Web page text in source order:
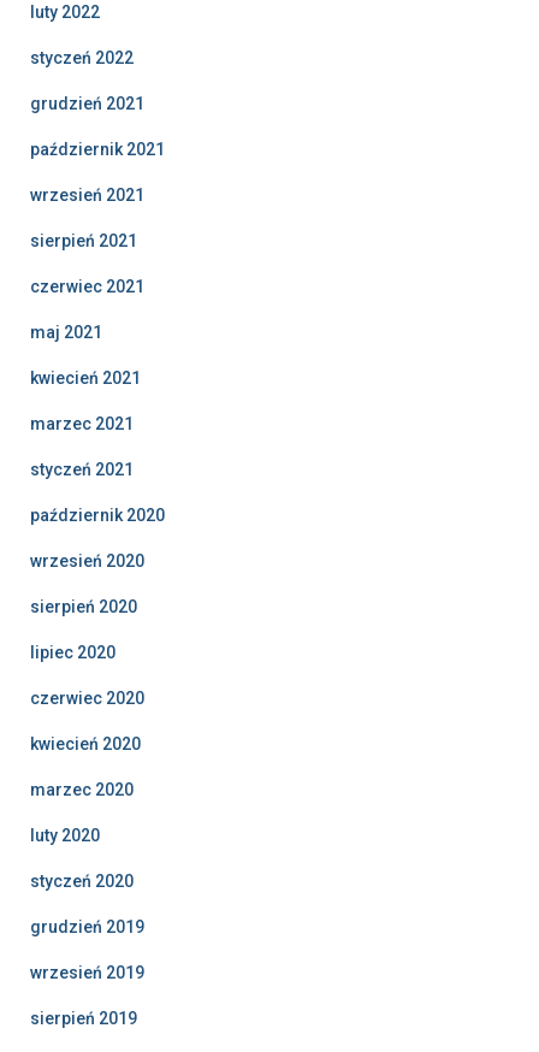
luty 2022
styczeń 2022
grudzień 2021
październik 2021
wrzesień 2021
sierpień 2021
czerwiec 2021
maj 2021
kwiecień 2021
marzec 2021
styczeń 2021
październik 2020
wrzesień 2020
sierpień 2020
lipiec 2020
czerwiec 2020
kwiecień 2020
marzec 2020
luty 2020
styczeń 2020
grudzień 2019
wrzesień 2019
sierpień 2019